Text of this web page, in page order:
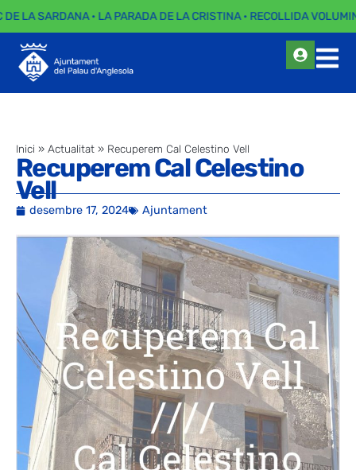
LA SARDANA · LA PARADA DE LA CRISTINA · RECOLLIDA
Inici » Actualitat » Recuperem Cal Celestino Vell
Recuperem Cal Celestino
Vell
desembre 17, 2024 Ajuntament